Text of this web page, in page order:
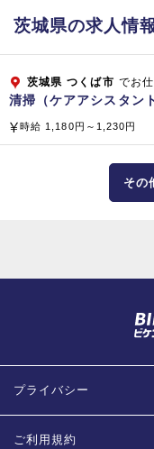
従業員数
総合ビルメンテナンス
プロパティマネジメン
コンストラクト＆リフ
サニテーション（食品
不動産分譲および管理
ＦＣ店舗運営、介護サ
株式会社 マイムコミ
株式会社 ラボテック
株式会社 ケアホテルマ
株式会社 クリーンボー
株式会社 ビーエムエス
茨城県の求人情
茨城県 つくば市 でお
清掃（ケアアシスタン
時給 1,180円～1,230円
その
プライバシー
ご利用規約